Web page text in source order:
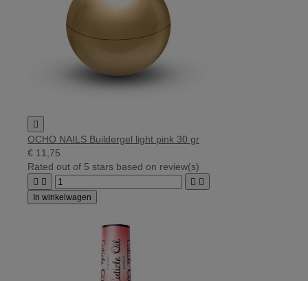

OCHO NAILS Buildergel light pink 30 gr
€ 11,75
Rated out of 5 stars based on review(s)
   
In winkelwagen